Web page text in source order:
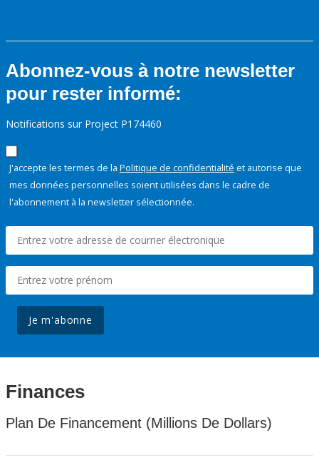
Abonnez-vous à notre newsletter
pour rester informé:
Notifications sur Project P174460
J'accepte les termes de la Politique de confidentialité et autorise que
mes données personnelles soient utilisées dans le cadre de
l'abonnement à la newsletter sélectionnée.
Je m'abonne
Finances
Plan De Financement (Millions De Dollars)